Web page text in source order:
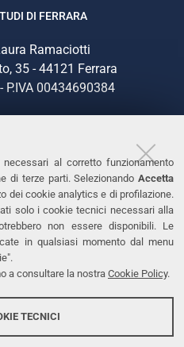
al corretto funzionamento
di terze parti. Selezionando Accetta
dei cookie analytics e di profilazione.
solo i cookie tecnici necessari alla
non essere disponibili. Le
in qualsiasi momento dal menu
a consultare la nostra Cookie Policy.
TECNICI
DI FERRARA
Ramaciotti
35 - 44121 Ferrara
P.IVA 00434690384